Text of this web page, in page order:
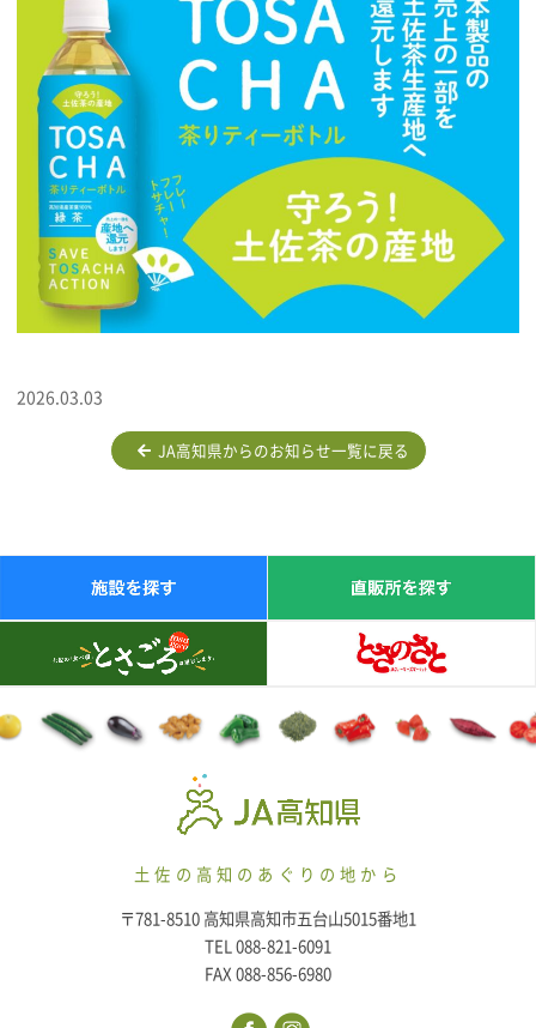
2026.03.03
JA高知県からのお知らせ一覧に戻る
土佐の高知のあぐりの地から
〒781-8510 高知県高知市五台山5015番地1
TEL 088-821-6091
FAX 088-856-6980